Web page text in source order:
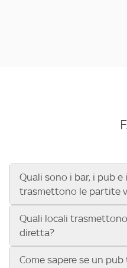
Quali sono i bar, i pub e
trasmettono le partite
Se cerchi un bar, pub,
vedere le partite di Serie A
UEFA Champions League,
Conference League, il
Quali locali
diretta?
Vuoi sapere quali bar, pub
Come sapere se un